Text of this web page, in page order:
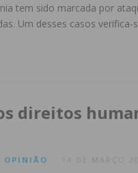
tem sido marcada por
Um desses casos verifica-
direitos
OPINIÃO 14 DE MARÇO